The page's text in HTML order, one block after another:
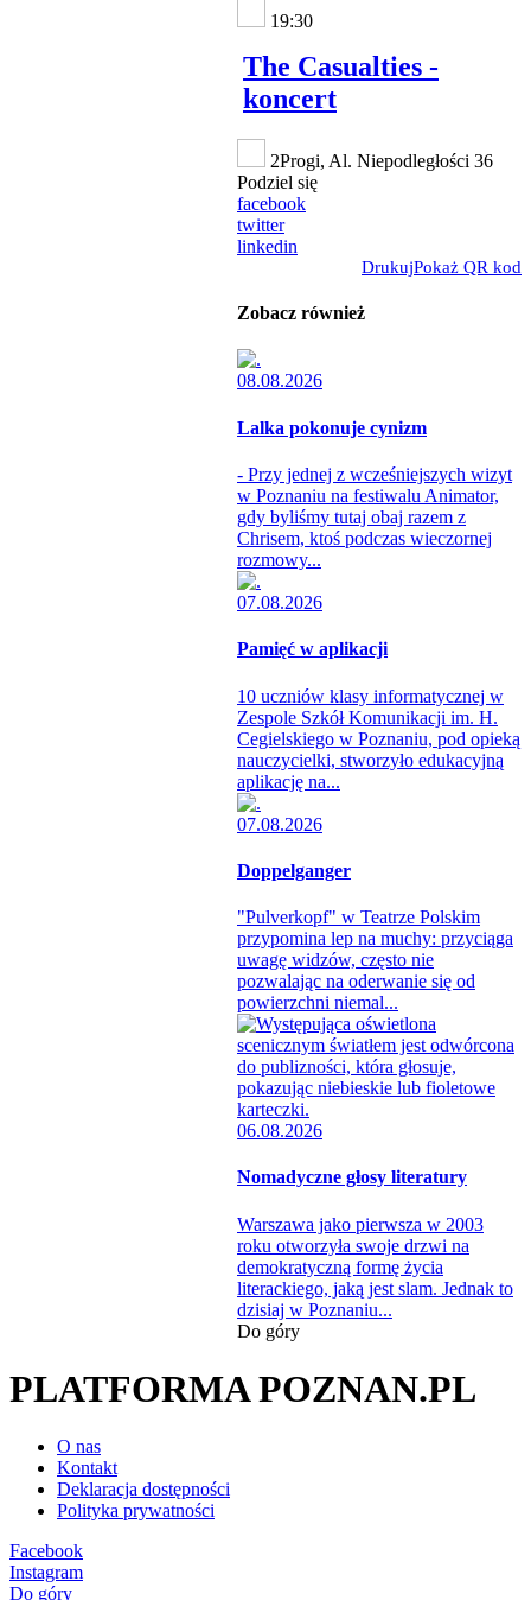
19:30
The Casualties -
koncert
2Progi, Al. Niepodległości 36
Podziel się
facebook
twitter
linkedin
DrukujPokaż QR kod
Zobacz również
08.08.2026
Lalka pokonuje cynizm
- Przy jednej z wcześniejszych wizyt
w Poznaniu na festiwalu Animator,
gdy byliśmy tutaj obaj razem z
Chrisem, ktoś podczas wieczornej
rozmowy...
07.08.2026
Pamięć w aplikacji
10 uczniów klasy informatycznej w
Zespole Szkół Komunikacji im. H.
Cegielskiego w Poznaniu, pod opieką
nauczycielki, stworzyło edukacyjną
aplikację na...
07.08.2026
Doppelganger
"Pulverkopf" w Teatrze Polskim
przypomina lep na muchy: przyciąga
uwagę widzów, często nie
pozwalając na oderwanie się od
powierzchni niemal...
06.08.2026
Nomadyczne głosy literatury
Warszawa jako pierwsza w 2003
roku otworzyła swoje drzwi na
demokratyczną formę życia
literackiego, jaką jest slam. Jednak to
dzisiaj w Poznaniu...
Do góry
PLATFORMA POZNAN.PL
O nas
Kontakt
Deklaracja dostępności
Polityka prywatności
Facebook
Instagram
Do góry